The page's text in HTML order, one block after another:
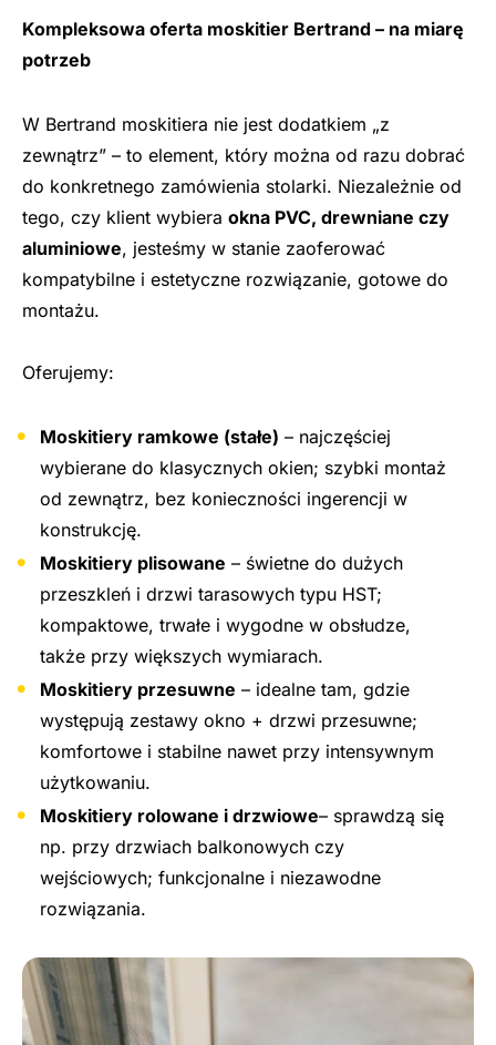
Kompleksowa oferta moskitier Bertrand – na miarę
potrzeb
W Bertrand moskitiera nie jest dodatkiem „z
zewnątrz” – to element, który można od razu dobrać
do konkretnego zamówienia stolarki. Niezależnie od
tego, czy klient wybiera okna PVC, drewniane czy
aluminiowe, jesteśmy w stanie zaoferować
kompatybilne i estetyczne rozwiązanie, gotowe do
montażu.
Oferujemy:
Moskitiery ramkowe (stałe) – najczęściej
wybierane do klasycznych okien; szybki montaż
od zewnątrz, bez konieczności ingerencji w
konstrukcję.
Moskitiery plisowane – świetne do dużych
przeszkleń i drzwi tarasowych typu HST;
kompaktowe, trwałe i wygodne w obsłudze,
także przy większych wymiarach.
Moskitiery przesuwne – idealne tam, gdzie
występują zestawy okno + drzwi przesuwne;
komfortowe i stabilne nawet przy intensywnym
użytkowaniu.
Moskitiery rolowane i drzwiowe– sprawdzą się
np. przy drzwiach balkonowych czy
wejściowych; funkcjonalne i niezawodne
rozwiązania.